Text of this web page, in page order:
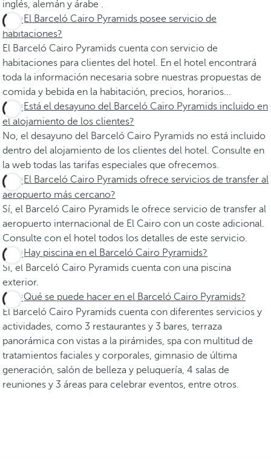
inglés, alemán y árabe .
¿El Barceló Cairo Pyramids posee servicio de
habitaciones?
El Barceló Cairo Pyramids cuenta con servicio de
habitaciones para clientes del hotel. En el hotel encontrará
toda la información necesaria sobre nuestras propuestas de
comida y bebida en la habitación, precios, horarios...
¿Está el desayuno del Barceló Cairo Pyramids incluido en
el alojamiento de los clientes?
No, el desayuno del Barceló Cairo Pyramids no está incluido
dentro del alojamiento de los clientes del hotel. Consulte en
la web todas las tarifas especiales que ofrecemos.
¿El Barceló Cairo Pyramids ofrece servicios de transfer al
aeropuerto más cercano?
Sí, el Barceló Cairo Pyramids le ofrece servicio de transfer al
aeropuerto internacional de El Cairo con un coste adicional.
Consulte con el hotel todos los detalles de este servicio.
¿Hay piscina en el Barceló Cairo Pyramids?
Sí, el Barceló Cairo Pyramids cuenta con una piscina
exterior.
¿Qué se puede hacer en el Barceló Cairo Pyramids?
El Barceló Cairo Pyramids cuenta con diferentes servicios y
actividades, como 3 restaurantes y 3 bares, terraza
panorámica con vistas a la pirámides, spa con multitud de
tratamientos faciales y corporales, gimnasio de última
generación, salón de belleza y peluquería, 4 salas de
reuniones y 3 áreas para celebrar eventos, entre otros.